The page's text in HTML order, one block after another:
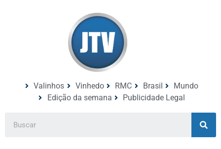
Valinhos Vinhedo RMC Brasil
Mundo
Edição da semana
Publicidade Legal